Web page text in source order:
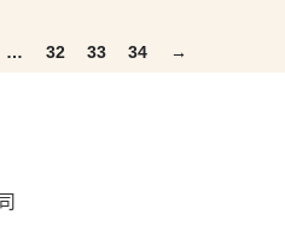
… 32 33 34 →